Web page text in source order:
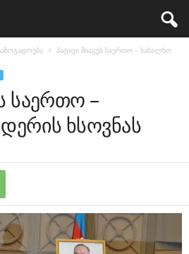
პატივი მიაგეს საერთო – სახალხო
საერთო –
ხსოვნას